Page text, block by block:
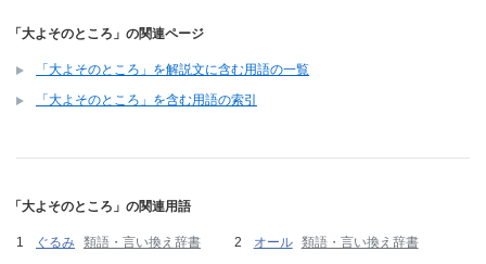
「大よそのところ」の関連ページ
「大よそのところ」を解説文に含む用語の一覧
「大よそのところ」を含む用語の索引
「大よそのところ」の関連用語
ぐるみ 類語・言い換え辞書 オール 類語・言い換え辞書